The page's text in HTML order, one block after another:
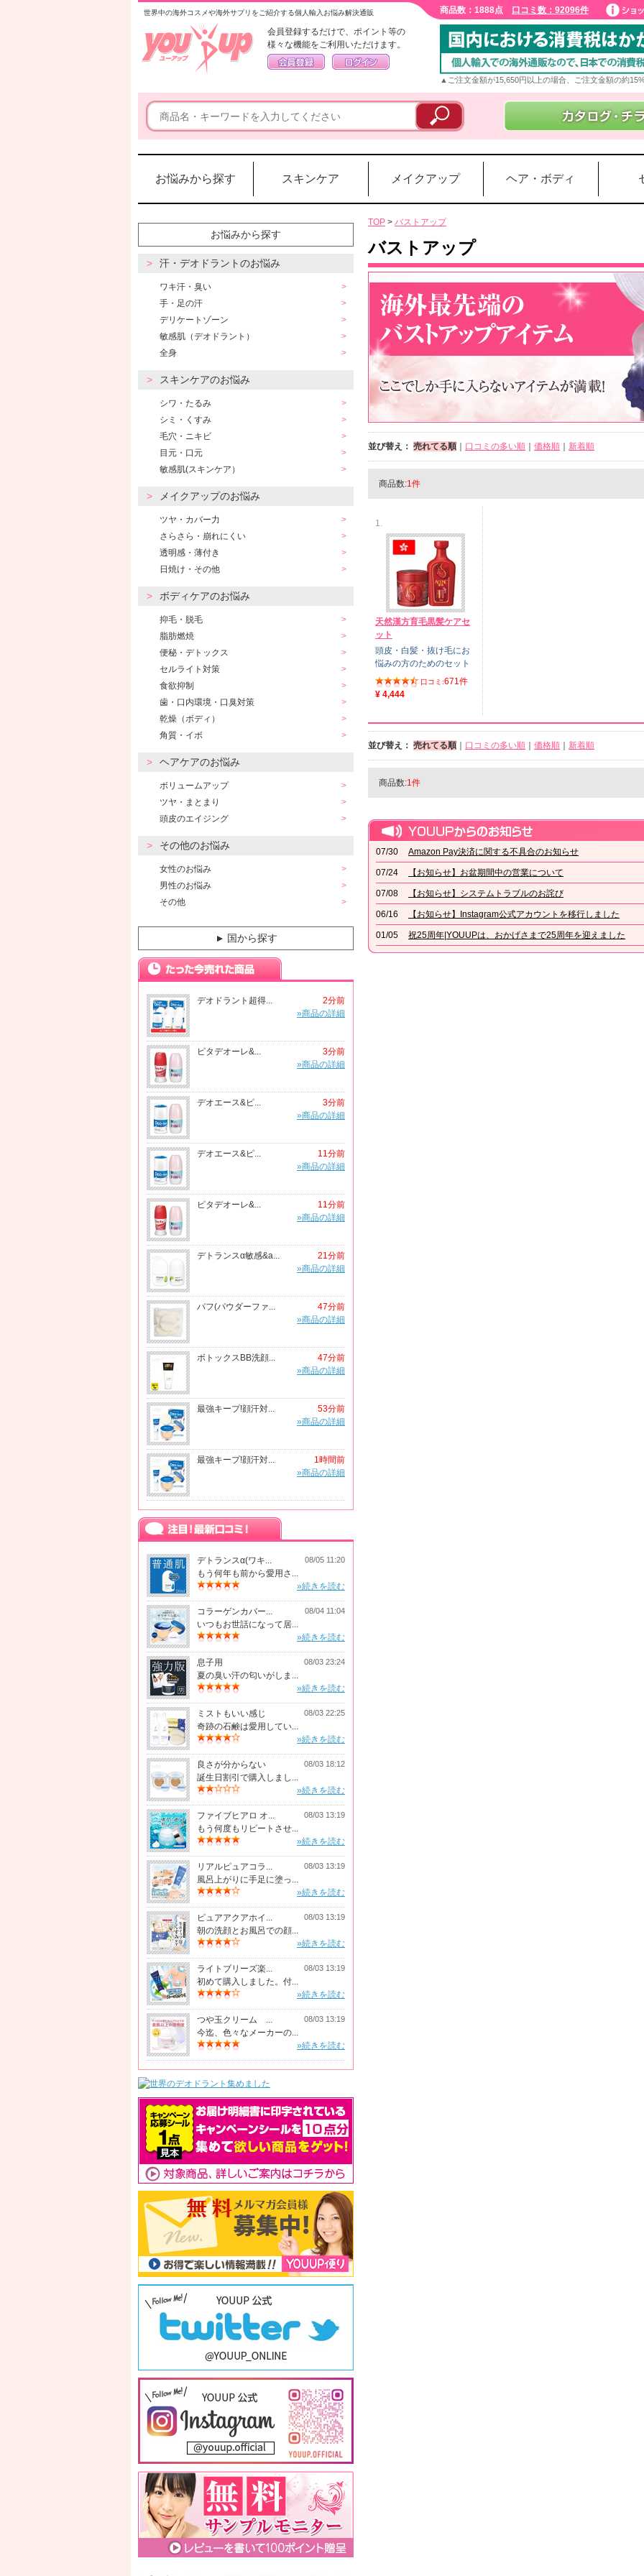
世界中の海外コスメや海外サプリをご紹介する個人輸入お悩み解決通販 商品数：1888点 口コミ数：92096件
会員登録するだけで、ポイント等の
様々な機能をご利用いただけます。
▲ご注文金額が15,650円以上の場合、ご注文金額の約
お悩みから探す スキンケア メイクアップ ヘア・ボディ
お悩みから探す
汗・デオドラントのお悩み
ワキ汗・臭い
手・足の汗
デリケートゾーン
敏感肌（デオドラント）
全身
スキンケアのお悩み
シワ・たるみ
シミ・くすみ
毛穴・ニキビ
目元・口元
敏感肌(スキンケア）
メイクアップのお悩み
ツヤ・カバー力
さらさら・崩れにくい
透明感・薄付き
日焼け・その他
ボディケアのお悩み
抑毛・脱毛
脂肪燃焼
便秘・デトックス
セルライト対策
食欲抑制
歯・口内環境・口臭対策
乾燥（ボディ）
角質・イボ
ヘアケアのお悩み
ボリュームアップ
ツヤ・まとまり
頭皮のエイジング
その他のお悩み
女性のお悩み
男性のお悩み
その他
▼ 国から探す
デオドラント超得...
2分前
»商品の詳細
ピタデオーレ&...
3分前
»商品の詳細
デオエース&ピ...
3分前
»商品の詳細
デオエース&ピ...
11分前
»商品の詳細
ピタデオーレ&...
11分前
»商品の詳細
デトランスα敏感&a...
21分前
»商品の詳細
パフ(パウダーファ...
47分前
»商品の詳細
ボトックスBB洗顔...
47分前
»商品の詳細
最強キープ!顔汗対...
53分前
»商品の詳細
最強キープ!顔汗対...
1時間前
»商品の詳細
デトランスα(ワキ... 08/05 11:20
もう何年も前から愛用さ...
»続きを読む
コラーゲンカバー... 08/04 11:04
いつもお世話になって居...
»続きを読む
息子用 08/03 23:24
夏の臭い汗の匂いがしま...
»続きを読む
ミストもいい感じ 08/03 22:25
奇跡の石鹸は愛用してい...
»続きを読む
良さが分からない 08/03 18:12
誕生日割引で購入しまし...
»続きを読む
ファイブヒアロ オ... 08/03 13:19
もう何度もリピートさせ...
»続きを読む
リアルピュアコラ... 08/03 13:19
風呂上がりに手足に塗っ...
»続きを読む
ピュアアクアホイ... 08/03 13:19
朝の洗顔とお風呂での顔...
»続きを読む
ライトブリーズ楽... 08/03 13:19
初めて購入しました。付...
»続きを読む
つや玉クリーム ... 08/03 13:19
今迄、色々なメーカーの...
»続きを読む
TOP > バストアップ
バストアップ
並び替え： 売れてる順 口コミの多い順 価格順 新着順
商品数:1件
1.
天然漢方育毛黒髪ケアセ
ット
頭皮・白髪・抜け毛にお
悩みの方のためのセット
口コミ:671件
¥ 4,444
並び替え： 売れてる順 口コミの多い順 価格順 新着順
商品数:1件
07/30 Amazon Pay決済に関する不具合のお知らせ
07/24 【お知らせ】お盆期間中の営業について
07/08 【お知らせ】システムトラブルのお詫び
06/16 【お知らせ】Instagram公式アカウントを移行しました
01/05 祝25周年|YOUUPは、おかげさまで25周年を迎えました